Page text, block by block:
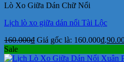
Lò Xo Giữa Dán Chữ Nổi
Lịch lò xo giữa dán nổi Tài Lộc
160.000₫ Giá gốc là: 160.000₫.
Sale